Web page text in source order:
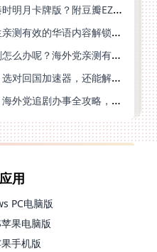
海外党必看：怎么在国外玩秦时明月卡牌版？附豆瓣EZCast地区限制破解法
海外怎么听酷我畅听？留学生亲测有效的华语内容解锁指南
在国外看不了央视影音电视剧怎么办呢？海外党亲测有效的回国加速方案
海外华人看国内电视剧总卡？选对回国加速器，还能解决菲律宾打不开反诈中心的问题
探花在比利时用不了怎么办？海外党追剧办事全攻略，选对加速器就够了
用
PC电脑版
果电脑版
手机版